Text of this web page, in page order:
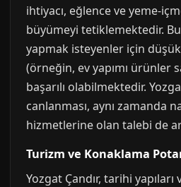
ihtiyacı, eğlence ve yeme-
büyümeyi tetiklemektedir.
yapmak isteyenler için
(örneğin, ev yapımı ürünler
başarılı olabilmektedir.
canlanması, aynı zamanda
hizmetlerine olan talebi de
Turizm ve Konaklama
Yozgat Çandır, tarihi yapıları